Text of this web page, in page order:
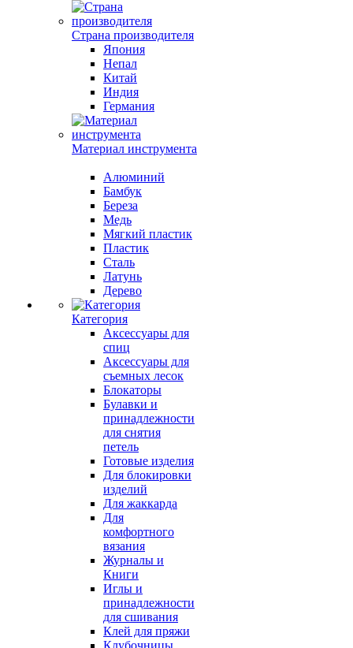
Страна производителя
Япония
Непал
Китай
Индия
Германия
Материал инструмента
Алюминий
Бамбук
Береза
Медь
Мягкий пластик
Пластик
Сталь
Латунь
Дерево
Категория
Аксессуары для
спиц
Аксессуары для
съемных лесок
Блокаторы
Булавки и
принадлежности
для снятия
петель
Готовые изделия
Для блокировки
изделий
Для жаккарда
Для
комфортного
вязания
Журналы и
Книги
Иглы и
принадлежности
для сшивания
Клей для пряжи
Клубочницы